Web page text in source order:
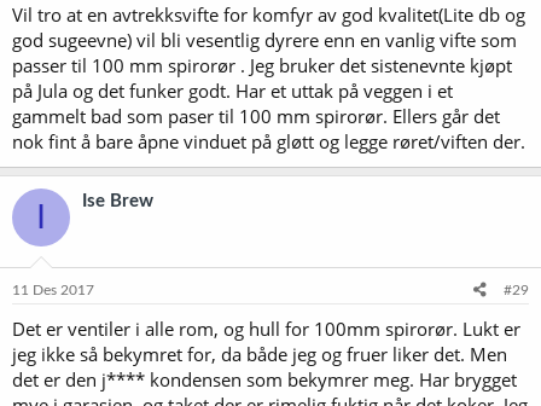
Vil tro at en avtrekksvifte for komfyr av god kvalitet(Lite db og
god sugeevne) vil bli vesentlig dyrere enn en vanlig vifte som
passer til 100 mm spirorør . Jeg bruker det sistenevnte kjøpt
på Jula og det funker godt. Har et uttak på veggen i et
gammelt bad som paser til 100 mm spirorør. Ellers går det
nok fint å bare åpne vinduet på gløtt og legge røret/viften der.
I Ise Brew
11 Des 2017 #29
Det er ventiler i alle rom, og hull for 100mm spirorør. Lukt er
jeg ikke så bekymret for, da både jeg og fruer liker det. Men
det er den j**** kondensen som bekymrer meg. Har brygget